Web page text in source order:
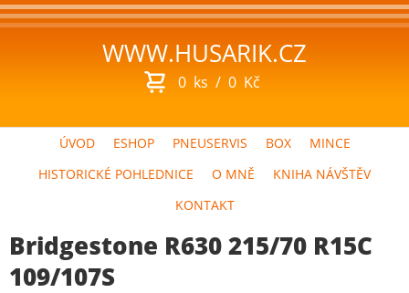
WWW.HUSARIK.CZ
0 ks / 0 Kč
ÚVOD ESHOP PNEUSERVIS BOX
MINCE
HISTORICKÉ POHLEDNICE
O MNĚ
KNIHA NÁVŠTĚV
KONTAKT
Bridgestone R630 215/70 R15C
109/107S